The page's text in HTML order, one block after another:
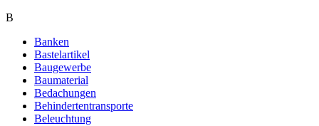
B
Banken
Bastelartikel
Baugewerbe
Baumaterial
Bedachungen
Behindertentransporte
Beleuchtung